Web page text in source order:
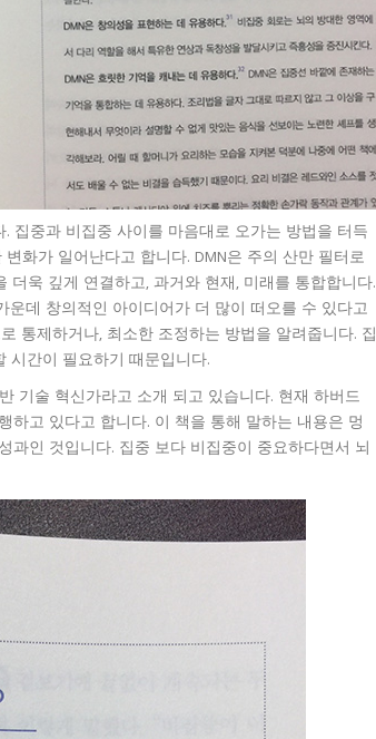
집중과 비집중 사이를 마음대로 오가는 방법을 터득
화가 일어난다고 합니다. DMN은 주의 산만 필터로
욱 깊게 연결하고, 과거와 현재, 미래를 통합합니다.
데 창의적인 아이디어가 더 많이 떠오를 수 있다고
통제하거나, 최소한 조정하는 방법을 알려줍니다. 집
시간이 필요하기 때문입니다.
기술 혁신가라고 소개 되고 있습니다. 현재 하버드
고 있다고 합니다. 이 책을 통해 말하는 내용은 멍
인 것입니다. 집중 보다 비집중이 중요하다면서 뇌